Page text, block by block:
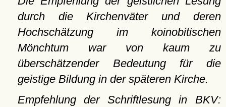
durch die Kirchenväter und deren
Hochschätzung im koinobitischen
Mönchtum war von kaum zu
überschätzender Bedeutung für die
geistige Bildung in der späteren Kirche.
Empfehlung der Schriftlesung in BKV: